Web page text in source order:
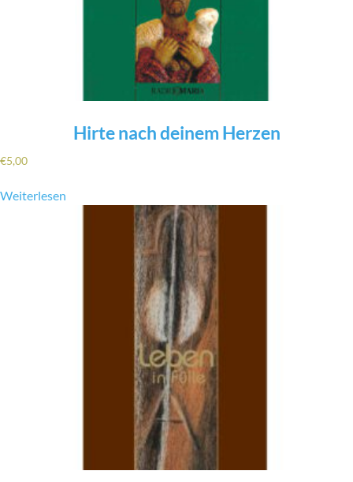
Hirte nach deinem Herzen
€5,00
Weiterlesen